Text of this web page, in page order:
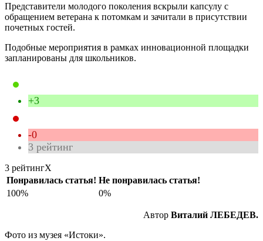
Представители молодого поколения вскрыли капсулу с
обращением ветерана к потомкам и зачитали в присутствии
почетных гостей.
Подобные мероприятия в рамках инновационной площадки
запланированы для школьников.
+3
-0
3 рейтинг
3 рейтингX
Понравилась статья! Не понравилась статья!
100%
0%
Автор Виталий ЛЕБЕДЕВ.
Фото из музея «Истоки».